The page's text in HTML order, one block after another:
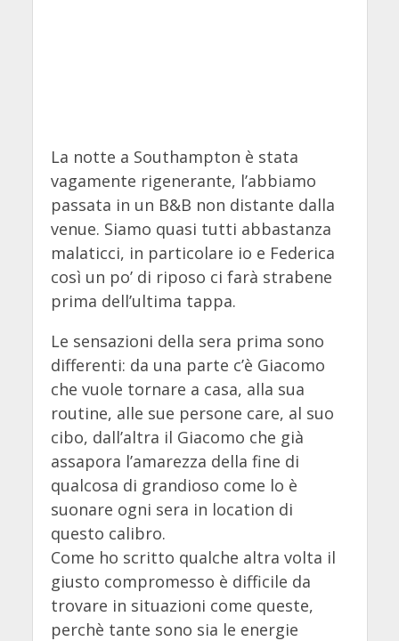
La notte a Southampton è stata
vagamente rigenerante, l’abbiamo
passata in un B&B non distante dalla
venue. Siamo quasi tutti abbastanza
malaticci, in particolare io e Federica
così un po’ di riposo ci farà strabene
prima dell’ultima tappa.
Le sensazioni della sera prima sono
differenti: da una parte c’è Giacomo
che vuole tornare a casa, alla sua
routine, alle sue persone care, al suo
cibo, dall’altra il Giacomo che già
assapora l’amarezza della fine di
qualcosa di grandioso come lo è
suonare ogni sera in location di
questo calibro.
Come ho scritto qualche altra volta il
giusto compromesso è difficile da
trovare in situazioni come queste,
perchè tante sono sia le energie